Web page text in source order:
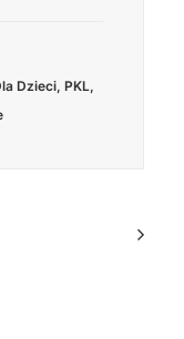
Dzieci, PKL,